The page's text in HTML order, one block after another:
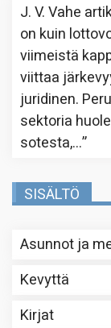
J. V. Vahe
on kuin
viimeistä
viittaa
juridinen.
sektoria
sotesta,…”
SISÄLTÖ
Asunnot ja
Kevyttä
Kirjat